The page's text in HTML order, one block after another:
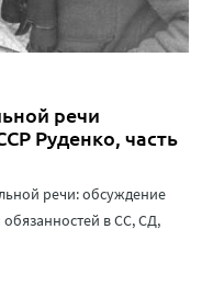
речи
Руденко, часть
речи: обсуждение
в СС, СД,